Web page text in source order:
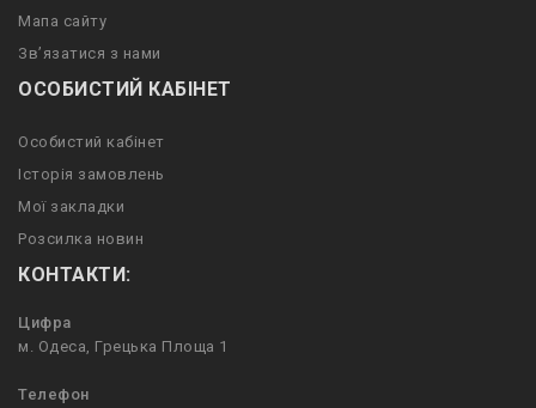
Мапа сайту
Зв’язатися з нами
ОСОБИСТИЙ КАБІНЕТ
Особистий кабінет
Історія замовлень
Мої закладки
Розсилка новин
КОНТАКТИ:
Цифра
м. Одеса, Грецька Площа 1
Телефон